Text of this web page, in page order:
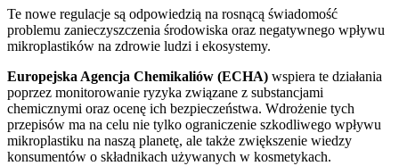
Te nowe regulacje są odpowiedzią na rosnącą świadomość
problemu zanieczyszczenia środowiska oraz negatywnego wpływu
mikroplastików na zdrowie ludzi i ekosystemy.
Europejska Agencja Chemikaliów (ECHA) wspiera te działania
poprzez monitorowanie ryzyka związane z substancjami
chemicznymi oraz ocenę ich bezpieczeństwa. Wdrożenie tych
przepisów ma na celu nie tylko ograniczenie szkodliwego wpływu
mikroplastiku na naszą planetę, ale także zwiększenie wiedzy
konsumentów o składnikach używanych w kosmetykach.